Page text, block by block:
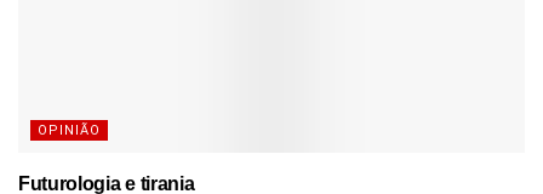
OPINIÃO
Futurologia e tirania